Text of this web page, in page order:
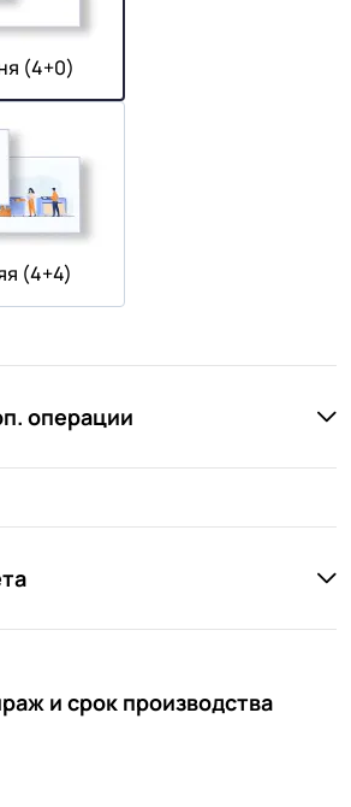
(4+0)
(4+4)
операции
и срок производства